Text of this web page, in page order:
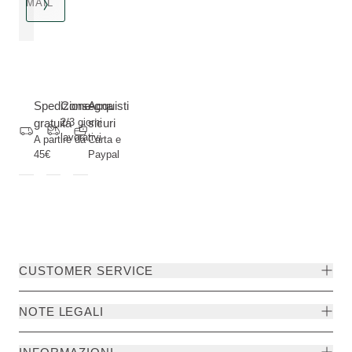
MAIL
Spedizione
gratuita
A partire da
45€
Consegna
2/3 giorni
lavorativi
Acquisti
sicuri
Carta e
Paypal
CUSTOMER SERVICE
NOTE LEGALI